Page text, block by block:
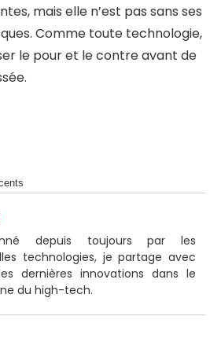
mais elle n’est pas sans ses
Comme toute technologie,
le pour et le contre avant de
depuis toujours par les
technologies, je partage avec
dernières innovations dans le
du high-tech.